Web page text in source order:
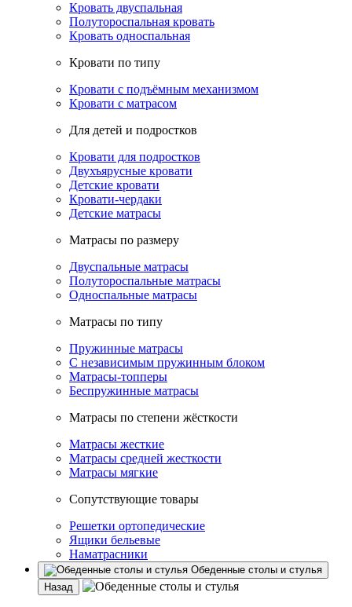
Кровать двуспальная
Полутороспальная кровать
Кровать односпальная
Кровати по типу
Кровати с подъёмным механизмом
Кровати с матрасом
Для детей и подростков
Кровати для подростков
Двухъярусные кровати
Детские кровати
Кровати-чердаки
Детские матрасы
Матрасы по размеру
Двуспальные матрасы
Полутороспальные матрасы
Односпальные матрасы
Матрасы по типу
Пружинные матрасы
С независимым пружинным блоком
Матрасы-топперы
Беспружинные матрасы
Матрасы по степени жёсткости
Матрасы жесткие
Матрасы средней жесткости
Матрасы мягкие
Сопутствующие товары
Решетки ортопедические
Ящики бельевые
Наматрасники
Обеденные столы и стулья
Назад